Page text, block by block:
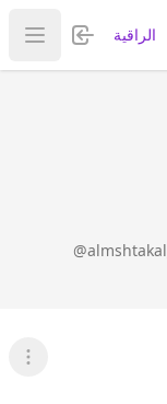
الراقية تسجيل
عرض
عرض